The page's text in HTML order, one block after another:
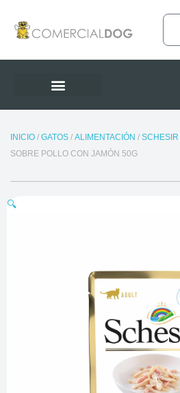
contenido
INICIO/ GATOS/ ALIMENTACIÓN / SCHESIR
SOBRE POLLO CON JAMÓN 50G
🔍